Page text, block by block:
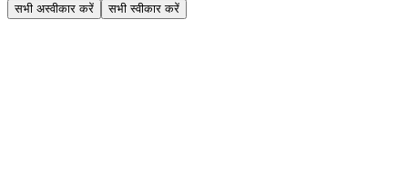
सभी अस्वीकार करें सभी स्वीकार करें